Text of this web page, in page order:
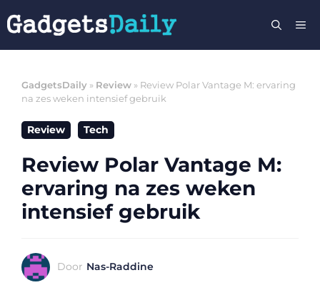
naar
de
GadgetsDaily » Review » Review Polar Vantage M: ervaring
na zes weken intensief gebruik
Review Tech
Review Polar Vantage M:
ervaring na zes weken
intensief gebruik
Door Nas-Raddine